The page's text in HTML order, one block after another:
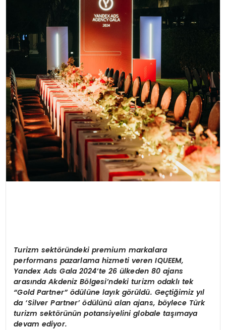
Turizm sektöründeki premium markalara
performans pazarlama hizmeti veren IQUEEM,
Yandex Ads Gala 2024’te 26 ülkeden 80 ajans
arasında Akdeniz Bölgesi’ndeki turizm odaklı tek
“Gold Partner” ödülüne layık görüldü. Geçtiğimiz yıl
da ‘Silver Partner’ ödülünü alan ajans, böylece Türk
turizm sektörünün potansiyelini globale taşımaya
devam ediyor.